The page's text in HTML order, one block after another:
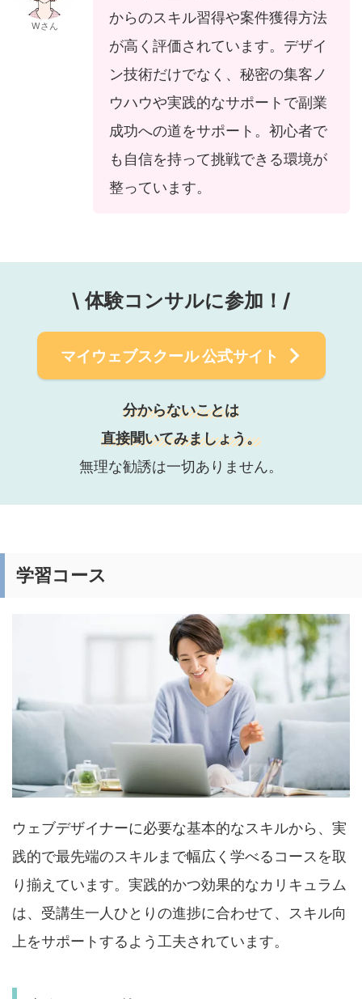
Wさん
からのスキル習得や案件獲得方法
が高く評価されています。デザイ
ン技術だけでなく、秘密の集客ノ
ウハウや実践的なサポートで副業
成功への道をサポート。初心者で
も自信を持って挑戦できる環境が
整っています。
\ 体験コンサルに参加！/
マイウェブスクール公式サイト
分からないことは
直接聞いてみましょう。
無理な勧誘は一切ありません。
学習コース
ウェブデザイナーに必要な基本的なスキルから、実
践的で最先端のスキルまで幅広く学べるコースを取
り揃えています。実践的かつ効果的なカリキュラム
は、受講生一人ひとりの進捗に合わせて、スキル向
上をサポートするよう工夫されています。